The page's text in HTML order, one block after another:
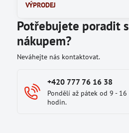
VÝPRODEJ
Potřebujete poradit s
nákupem?
Neváhejte nás kontaktovat.
+420 777 76 16 38
Pondělí až pátek od 9 - 16
hodin.